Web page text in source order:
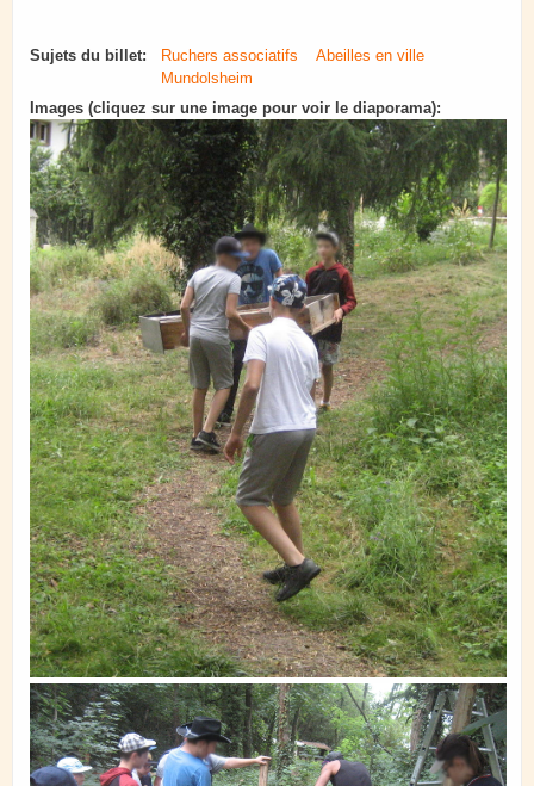
Sujets du billet: Ruchers associatifs
Abeilles en ville
Mundolsheim
Images (cliquez sur une image pour voir le diaporama):